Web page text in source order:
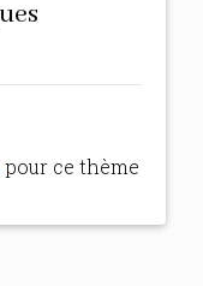
pour ce thème